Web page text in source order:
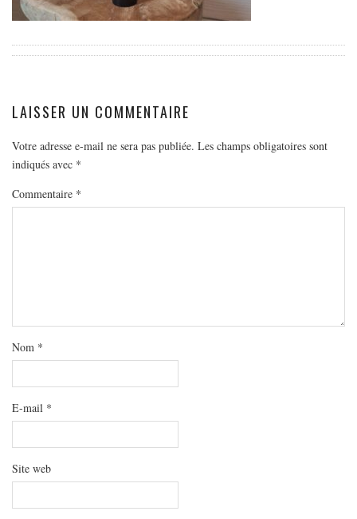
FRANCE
GRÈCE
PAYS BAS
RÉPUBLIQUE TCHÈQUE
OCÉANIE
AUSTRALIE
LIFESTYLE
ME CONTACTER
A PROPOS
LAISSER UN COMMENTAIRE
Votre adresse e-mail ne sera pas publiée. Les champs obligatoires sont
indiqués avec *
Commentaire *
Nom *
E-mail *
Site web